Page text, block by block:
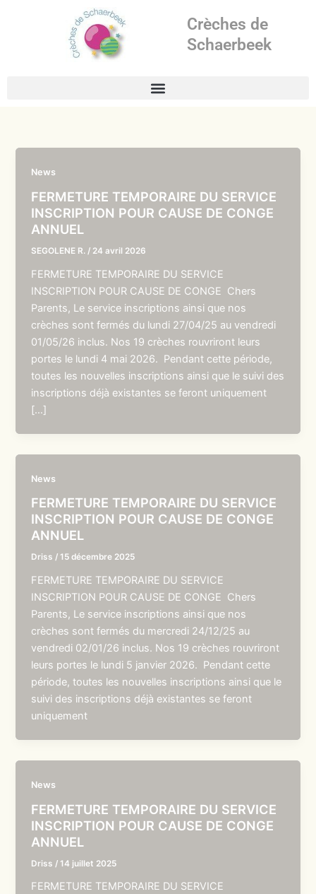
Crèches de
Schaerbeek
News
FERMETURE TEMPORAIRE DU SERVICE
INSCRIPTION POUR CAUSE DE CONGE
ANNUEL
SEGOLENE R. / 24 avril 2026
FERMETURE TEMPORAIRE DU SERVICE
INSCRIPTION POUR CAUSE DE CONGE Chers
Parents, Le service inscriptions ainsi que nos
crèches sont fermés du lundi 27/04/25 au vendredi
01/05/26 inclus. Nos 19 crèches rouvriront leurs
portes le lundi 4 mai 2026. Pendant cette période,
toutes les nouvelles inscriptions ainsi que le suivi des
inscriptions déjà existantes se feront uniquement
[…]
News
FERMETURE TEMPORAIRE DU SERVICE
INSCRIPTION POUR CAUSE DE CONGE
ANNUEL
Driss /15 décembre 2025
FERMETURE TEMPORAIRE DU SERVICE
INSCRIPTION POUR CAUSE DE CONGE Chers
Parents, Le service inscriptions ainsi que nos
crèches sont fermés du mercredi 24/12/25 au
vendredi 02/01/26 inclus. Nos 19 crèches rouvriront
leurs portes le lundi 5 janvier 2026. Pendant cette
période, toutes les nouvelles inscriptions ainsi que le
suivi des inscriptions déjà existantes se feront
uniquement
News
FERMETURE TEMPORAIRE DU SERVICE
INSCRIPTION POUR CAUSE DE CONGE
ANNUEL
Driss /14 juillet 2025
FERMETURE TEMPORAIRE DU SERVICE